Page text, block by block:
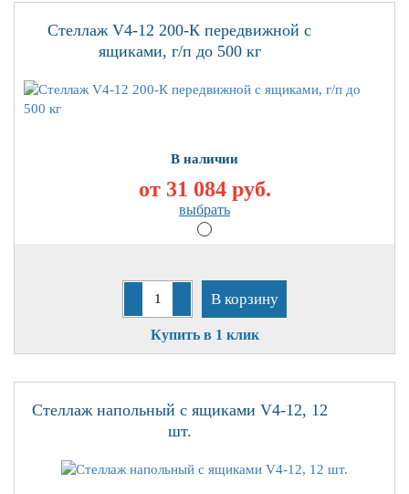
Стеллаж V4-12 200-К передвижной с
ящиками, г/п до 500 кг
В наличии
от 31 084руб.
выбрать
В корзину
Купить в 1 клик
Стеллаж напольный с ящиками V4-12, 12
шт.